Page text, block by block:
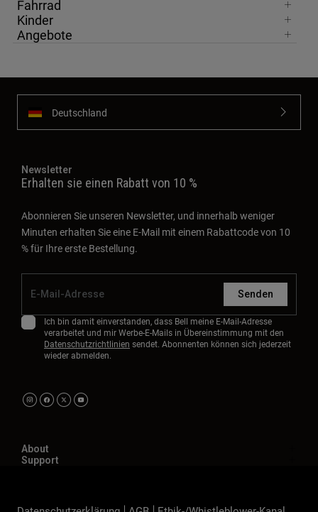
Fahrrad
Kinder
Angebote
Deutschland
Newsletter
Erhalten sie einen Rabatt von 10 %
Abonnieren Sie unseren Newsletter, und innerhalb weniger
Minuten erhalten Sie eine E-Mail mit einem Rabattcode von 10
% für Ihre erste Bestellung.
Senden
Ich bin damit einverstanden, dass Bell meine E-Mail-Adresse
verarbeitet und mir Werbe-E-Mails in Übereinstimmung mit den
Datenschutzrichtlinien sendet. Abonnenten können sich jederzeit
wieder abmelden.
About
Support